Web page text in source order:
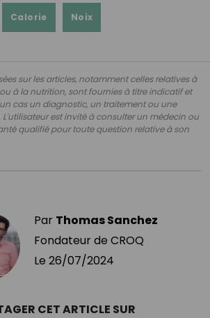
Calorie Noix
sur les articles, notamment celles relatives à
à la nutrition, sont fournies à titre indicatif et
cas un diagnostic, un traitement ou une
est invité à consulter un médecin ou
qualifié pour toute question relative à son
Par Thomas Sanchez
Fondateur de CROQ
Le 26/07/2024
CET ARTICLE SUR